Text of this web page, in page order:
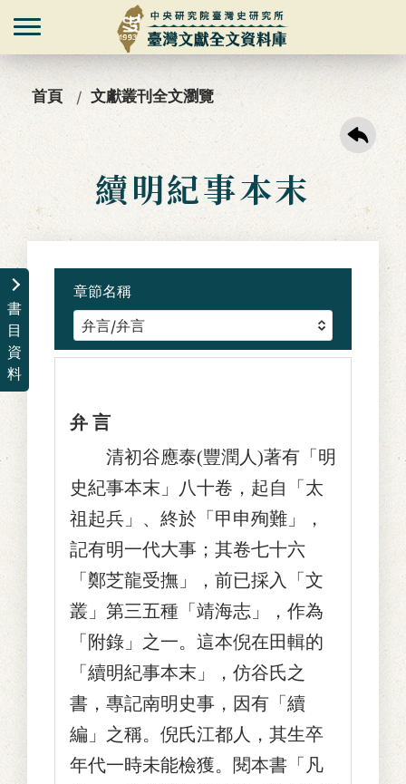
首頁 文獻叢刊全文瀏覽
續明紀事本末
書
目
資
料
章節名稱
弁 言
清初谷應泰(豐潤人)著有「明
史紀事本末」八十卷，起自「太
祖起兵」、終於「甲申殉難」，
記有明一代大事；其卷七十六
「鄭芝龍受撫」，前已採入「文
叢」第三五種「靖海志」，作為
「附錄」之一。這本倪在田輯的
「續明紀事本末」，仿谷氏之
書，專記南明史事，因有「續
編」之稱。倪氏江都人，其生卒
年代一時未能檢獲。閱本書「凡